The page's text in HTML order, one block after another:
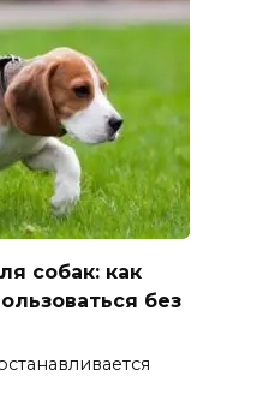
собак: как
без